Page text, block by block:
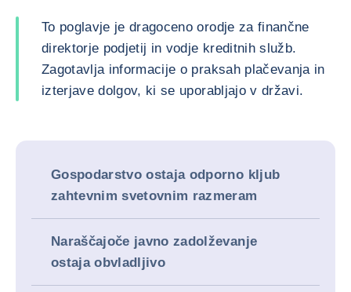
To poglavje je dragoceno orodje za finančne
direktorje podjetij in vodje kreditnih služb.
Zagotavlja informacije o praksah plačevanja in
izterjave dolgov, ki se uporabljajo v državi.
Gospodarstvo ostaja odporno kljub
zahtevnim svetovnim razmeram
Naraščajoče javno zadolževanje
ostaja obvladljivo